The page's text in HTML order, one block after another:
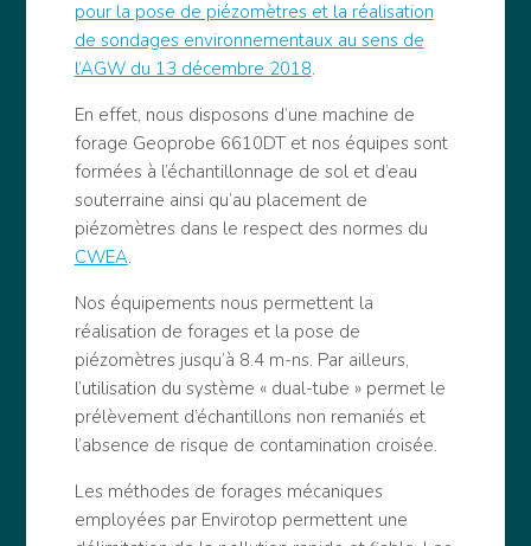
pour la pose de piézomètres et la réalisation
de sondages environnementaux au sens de
l’AGW du 13 décembre 2018.
En effet, nous disposons d’une machine de
forage Geoprobe 6610DT et nos équipes sont
formées à l’échantillonnage de sol et d’eau
souterraine ainsi qu’au placement de
piézomètres dans le respect des normes du
CWEA.
Nos équipements nous permettent la
réalisation de forages et la pose de
piézomètres jusqu’à 8.4 m-ns. Par ailleurs,
l’utilisation du système « dual-tube » permet le
prélèvement d’échantillons non remaniés et
l’absence de risque de contamination croisée.
Les méthodes de forages mécaniques
employées par Envirotop permettent une